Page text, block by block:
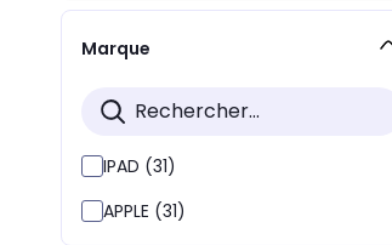
Marque
IPAD (31)
APPLE (31)